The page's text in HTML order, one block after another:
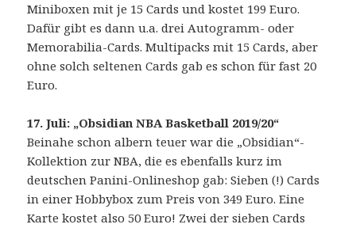
Miniboxen mit je 15 Cards und kostet 199 Euro.
Dafür gibt es dann u.a. drei Autogramm- oder
Memorabilia-Cards. Multipacks mit 15 Cards, aber
ohne solch seltenen Cards gab es schon für fast 20
Euro.
17. Juli: „Obsidian NBA Basketball 2019/20“
Beinahe schon albern teuer war die „Obsidian“-
Kollektion zur NBA, die es ebenfalls kurz im
deutschen Panini-Onlineshop gab: Sieben (!) Cards
in einer Hobbybox zum Preis von 349 Euro. Eine
Karte kostet also 50 Euro! Zwei der sieben Cards